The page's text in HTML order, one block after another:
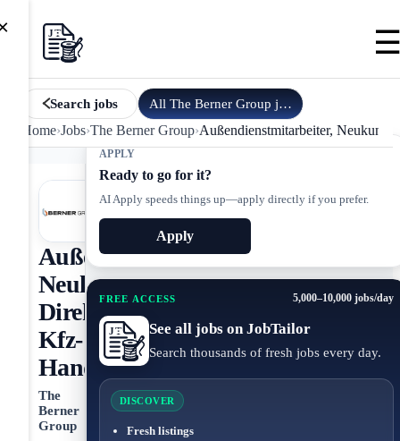
Search jobs All The Berner Group jobs
Home›Jobs›The Berner Group›Außendienstmitarbeiter,
APPLY
Ready to go for it?
AI Apply speeds things up—apply directly if you prefer.
Apply
FREE ACCESS 5,000–10,000 jobs/day
See all jobs on JobTailor
Search thousands of fresh jobs every day.
DISCOVER
Fresh listings
Außendienstmitarbeiter,
Neukundenakquise,
Direktvertrieb,
Kfz-
Handwerk
The
Berner
Group